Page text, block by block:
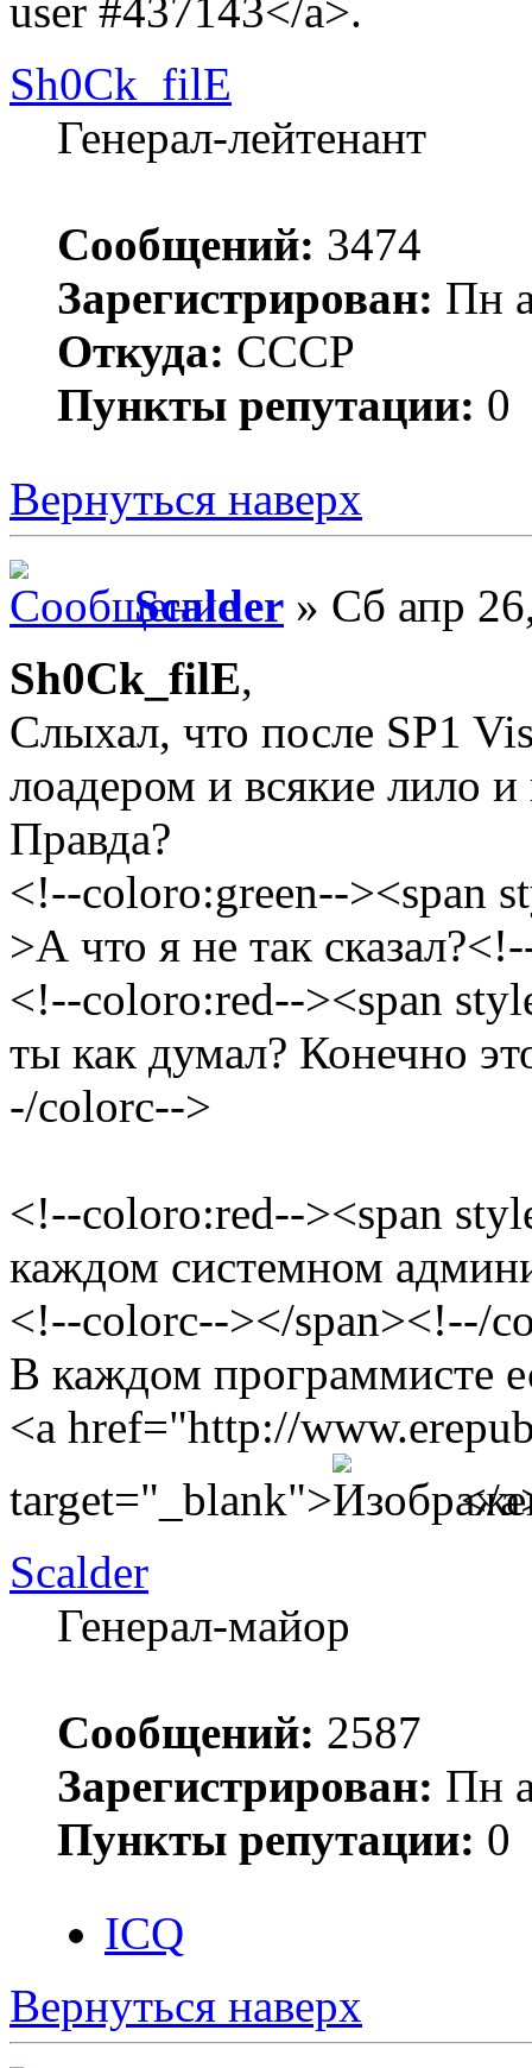
user #437143</a>.
Sh0Ck_filE
Генерал-лейтенант
Сообщений: 3474
Зарегистрирован: Пн
Откуда: СССР
Пункты репутации: 0
Вернуться наверх
Scalder » Сб апр
Sh0Ck_filE,
Слыхал, что после SP1
лоадером и всякие лило и
Правда?
<!--coloro:green--><span
>А что я не так
<!--coloro:red--><span
ты как думал? Конечно
-/colorc-->
<!--coloro:red--><span
каждом системном
<!--colorc--></span><!--/
В каждом программисте
<a href="http://
target="_blank">
</
Scalder
Генерал-майор
Сообщений: 2587
Зарегистрирован: Пн
Пункты репутации: 0
ICQ
Вернуться наверх